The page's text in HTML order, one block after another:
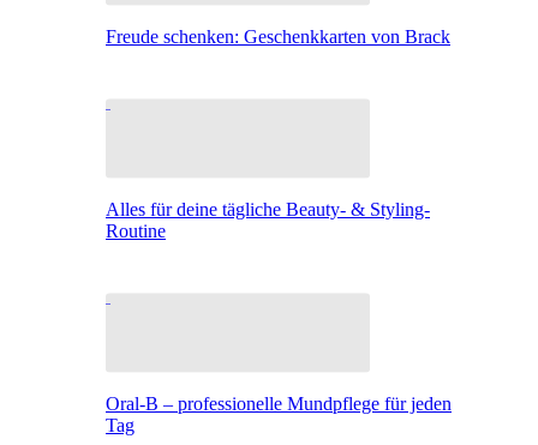
Freude schenken: Geschenkkarten von Brack
Alles für deine tägliche Beauty- & Styling-
Routine
Oral-B – professionelle Mundpflege für jeden
Tag